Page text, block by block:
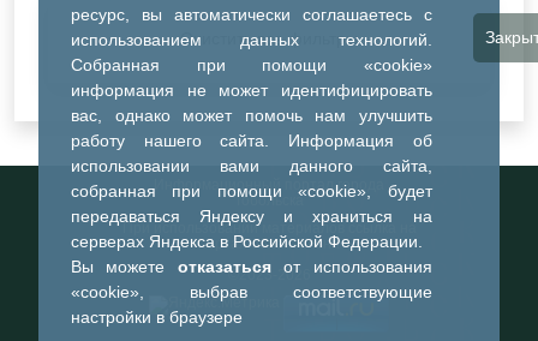
ресурс, вы автоматически соглашаетесь с
использованием данных технологий.
Собранная при помощи «cookie»
информация не может идентифицировать
вас, однако может помочь нам улучшить
работу нашего сайта. Информация об
использовании вами данного сайта,
собранная при помощи «cookie», будет
передаваться Яндексу и храниться на
серверах Яндекса в Российской Федерации.
Вы можете отказатьсяот использования
«cookie», выбрав соответствующие
настройки в браузере
Очистить все фильтры
Информационный портал города
Тобольска
При использовании материалов ссылка на
портал обязательна
©2023-2026